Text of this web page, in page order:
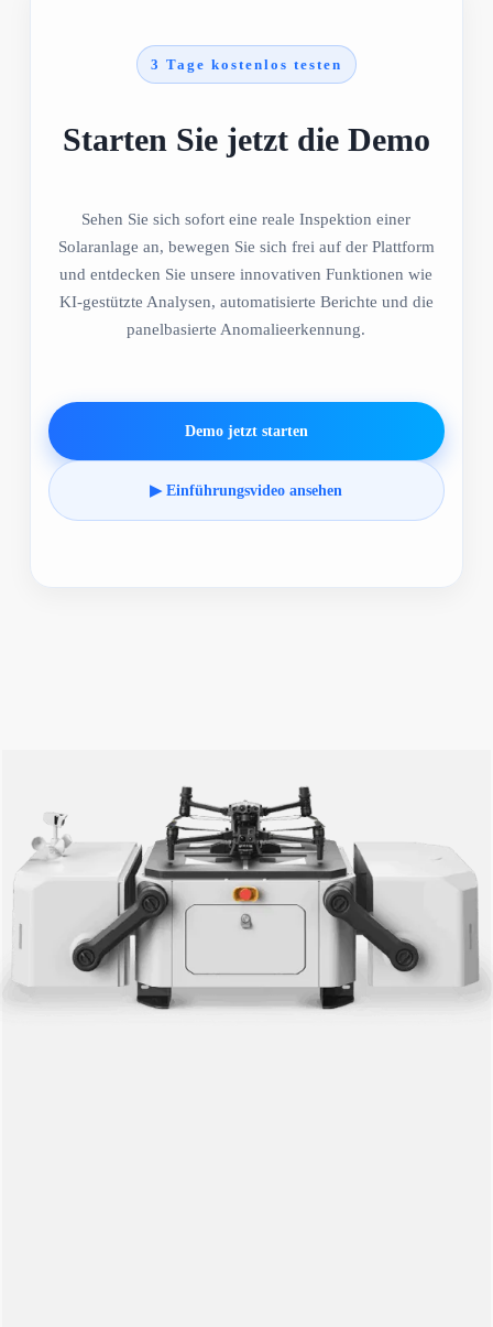
3 Tage kostenlos testen
Starten Sie jetzt die Demo
Sehen Sie sich sofort eine reale Inspektion einer
Solaranlage an, bewegen Sie sich frei auf der Plattform
und entdecken Sie unsere innovativen Funktionen wie
KI-gestützte Analysen, automatisierte Berichte und die
panelbasierte Anomalieerkennung.
Demo jetzt starten
▶ Einführungsvideo ansehen